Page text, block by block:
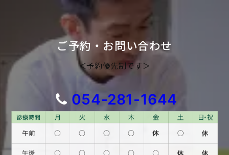
ご予約・お問い合わせ
＜予約優先制です＞
054-281-1644